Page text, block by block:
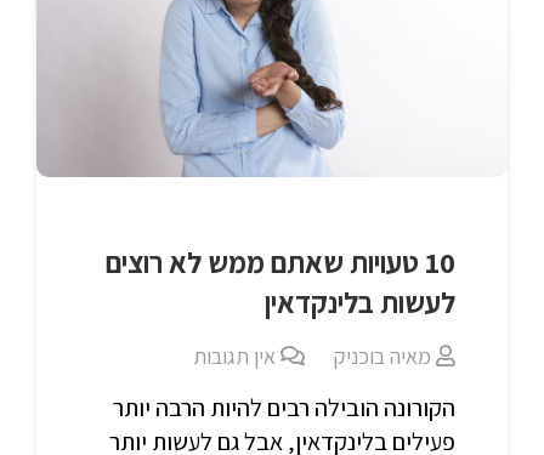
10 טעויות שאתם ממש לא רוצים
לעשות בלינקדאין
מאיה בוכניק אין תגובות
הקורונה הובילה רבים להיות הרבה יותר
פעילים בלינקדאין, אבל גם לעשות יותר